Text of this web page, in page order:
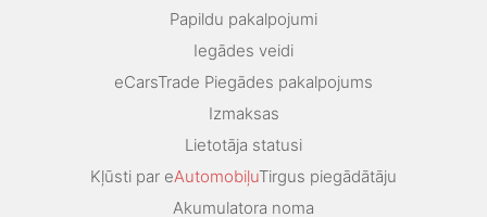
Papildu pakalpojumi
Iegādes veidi
eCarsTrade Piegādes pakalpojums
Izmaksas
Lietotāja statusi
Kļūsti par eAutomobiļuTirgus piegādātāju
Akumulatora noma